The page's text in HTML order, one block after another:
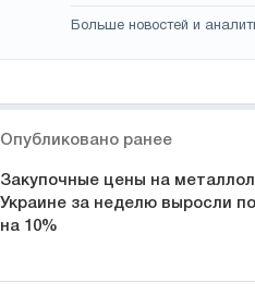
Больше новостей и
Опубликовано ранее
Закупочные цены на
Украине за неделю выросли
на 10%